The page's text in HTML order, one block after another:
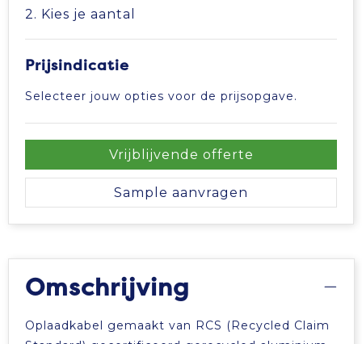
Tablettassen
Waterbestendige tassen
Aktetassen
Trolleys
2. Kies je aantal
Prijsindicatie
Selecteer jouw opties voor de prijsopgave.
Vrijblijvende offerte
Sample aanvragen
Omschrijving
Oplaadkabel gemaakt van RCS (Recycled Claim